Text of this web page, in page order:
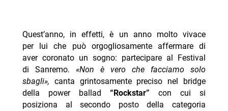
Quest’anno, in effetti, è un anno molto vivace
per lui che può orgogliosamente affermare di
aver coronato un sogno: partecipare al Festival
di Sanremo. «Non è vero chе facciamo solo
sbagli», canta grintosamente preciso nel bridge
della power ballad “Rockstar” con cui si
posiziona al secondo posto della categoria